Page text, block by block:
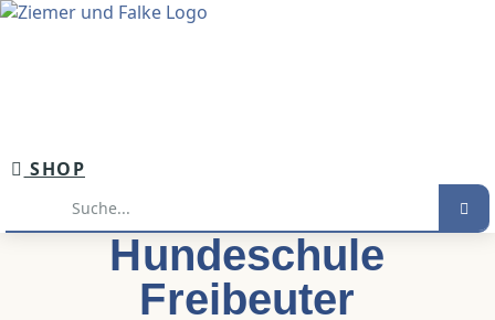
springen
SHOP
Hundeschule
Freibeuter